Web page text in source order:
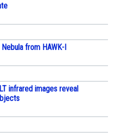
from HAWK-I
infrared images reveal